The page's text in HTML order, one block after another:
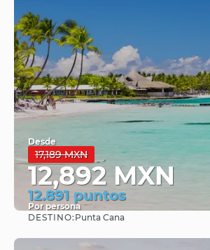
Desde
17,189 MXN
12,892 MXN
12.891 puntos
Por persona
DESTINO: Punta Cana